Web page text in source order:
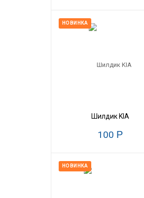
НОВИНКА
Шилдик KIA
100 Р
НОВИНКА